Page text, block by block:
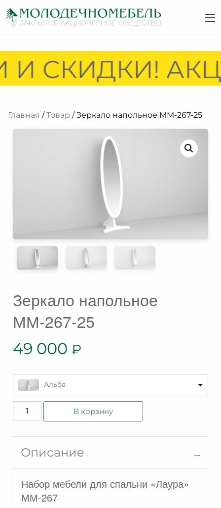
СКИДКИ!
Главная /Товар / Зеркало напольное ММ-267-25
Зеркало напольное
ММ-267-25
49 000 ₽
Альба
Количество
товара
ММ-267-
25
В корзину
Описание
Набор мебели для спальни «Лаура»
ММ-267